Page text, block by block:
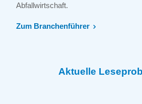
Abfallwirtschaft.
Zum Branchenführer
Aktuelle